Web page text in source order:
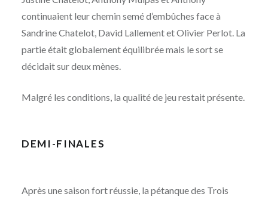
continuaient leur chemin semé d’embûches face à
Sandrine Chatelot, David Lallement et Olivier Perlot. La
partie était globalement équilibrée mais le sort se
décidait sur deux mènes.
Malgré les conditions, la qualité de jeu restait présente.
DEMI-FINALES
Après une saison fort réussie, la pétanque des Trois